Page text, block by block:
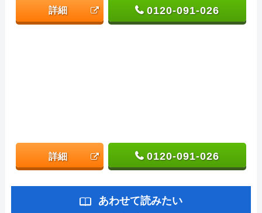
詳細 0120-091-026
詳細 0120-091-026
あわせて読みたい